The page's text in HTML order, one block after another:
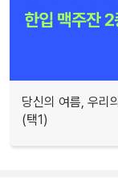
당신의 여름, 우리
(택1)